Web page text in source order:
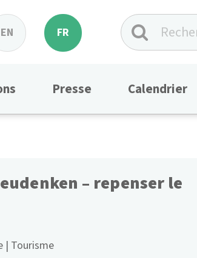
EN FR
Presse Calendrier
– repenser le
Tourisme